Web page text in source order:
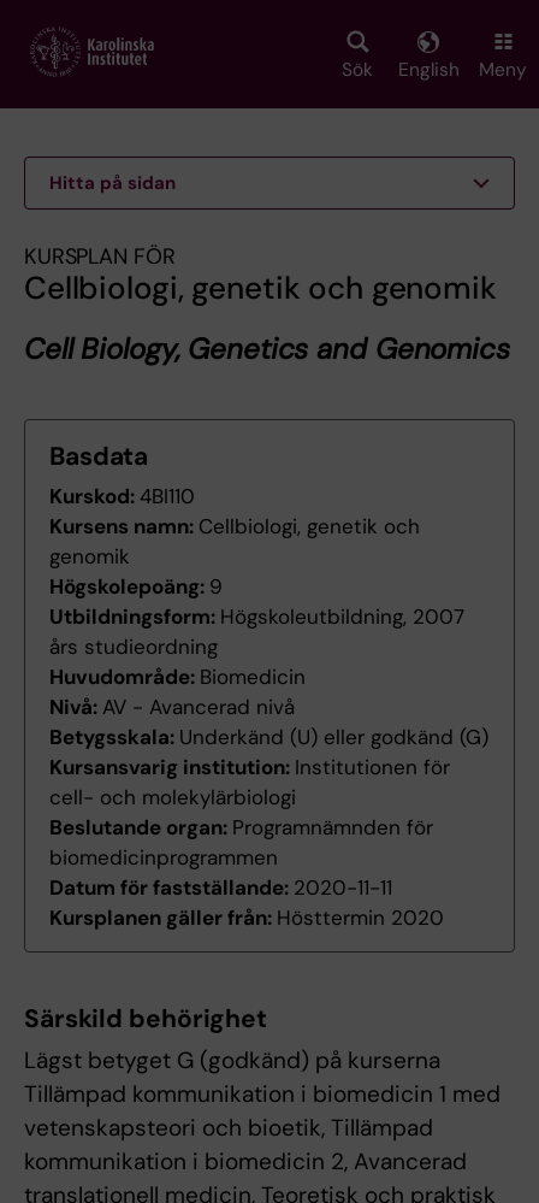
main
Sök English Meny
Hitta på sidan
KURSPLAN FÖR
Cellbiologi, genetik och genomik
Cell Biology, Genetics and Genomics
Basdata
Kurskod:4BI110
Kursens namn: Cellbiologi, genetik och
genomik
Högskolepoäng: 9
Utbildningsform: Högskoleutbildning, 2007
års studieordning
Huvudområde: Biomedicin
Nivå: AV - Avancerad nivå
Betygsskala: Underkänd (U) eller godkänd (G)
Kursansvarig institution: Institutionen för
cell- och molekylärbiologi
Beslutande organ: Programnämnden för
biomedicinprogrammen
Datum för fastställande: 2020-11-11
Kursplanen gäller från: Hösttermin 2020
Särskild behörighet
Lägst betyget G (godkänd) på kurserna
Tillämpad kommunikation i biomedicin 1 med
vetenskapsteori och bioetik, Tillämpad
kommunikation i biomedicin 2, Avancerad
translationell medicin, Teoretisk och praktisk